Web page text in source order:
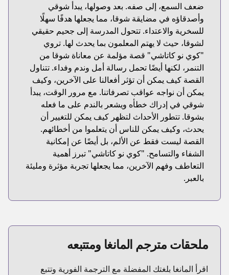
ضعف السمع، إلى صفه. بعد وصولها، يبدأ شوقي
وأصدقاؤه في مضايقة شوقا، مما يجعلها هدفًا سهلًا
للسخرية والاعتداء. تتحول المدرسة إلى جحيم حقيقي
لشوقا، حيث لا يهتم المعلمون بما يحدث لها. تروي
"كوي نو كاتاشي" قصة مؤلمة عن معاناة شوقا من
التنمر، لكنها أيضًا تحمل رسالة أمل وندم وفداء. تتناول
القصة كيف يمكن أن تؤثر أفعالنا على الآخرين، وكيف
يمكن أن نواجه عواقب تصرفاتنا. مع مرور الوقت، يبدأ
شوقي في إدراك خطأه ويشعر بالندم على ما فعله
بشوقا. تتطور الأحداث لتظهر كيف يمكن للتغيير أن
يحدث، وكيف يمكن للناس أن يتعلموا من أخطائهم.
القصة ليست فقط عن الألم، بل أيضًا عن إمكانية
الشفاء والتسامح. "كوي نو كاتاشي" تبرز أهمية
التعاطف وفهم الآخرين، مما يجعلها تجربة مؤثرة ومليئة
بالعبر.
ملحقات مترجم المانغا ومتتبعه
اقرأ المانغا بلغتك المفضلة مع الترجمة الفورية وتتبع